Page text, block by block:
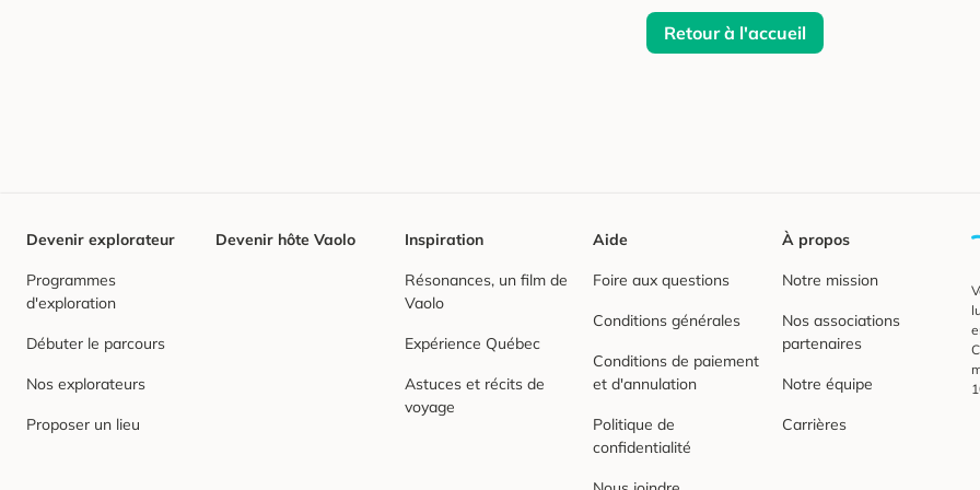
Retour à l'accueil
Devenir explorateur
Programmes
d'exploration
Débuter le parcours
Nos explorateurs
Proposer un lieu
Devenir hôte Vaolo Inspiration
Résonances, un film de
Vaolo
Expérience Québec
Astuces et récits de
voyage
Aide
Foire aux questions
Conditions générales
Conditions de paiement
et d'annulation
Politique de
confidentialité
À propos
Notre mission
Nos associations
partenaires
Notre équipe
Carrières